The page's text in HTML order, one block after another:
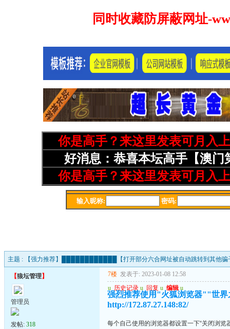
主题 : 【强力推荐】████████████【打开部分六合网址被自动跳转到其
【狼坛管理】
管理员
发帖: 318
7楼 发表于: 2023-01-08 12:58
u 历史记录 u 回复 u 编辑 u
强烈推荐使用"火狐浏览器""世界
http://172.87.27.148:82/
每个自己使用的浏览器都设置一下“关闭浏